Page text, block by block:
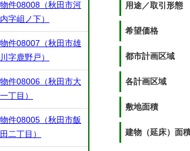
用途／取引形態
希望価格
都市計画区域
各計画区域
敷地面積
建物（延床）面
件08008（秋田市河
字岨ノ下）
件08007（秋田市雄
字鹿野戸）
件08006（秋田市大
丁目）
件08005（秋田市飯
二丁目）